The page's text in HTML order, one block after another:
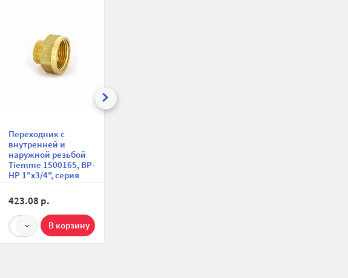
Переходник с
внутренней и
наружной резьбой
Tiemme 1500165, ВР-
НР 1"х3/4", серия
423.08 р.
1